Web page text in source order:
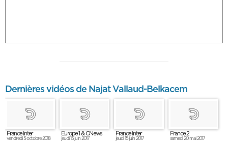
Dernières vidéos de Najat Vallaud-Belkacem
France Inter
vendredi 5 octobre 2018
Europe 1 & CNews
jeudi 15 juin 2017
France Inter
jeudi 15 juin 2017
France 2
samedi 20 mai 2017